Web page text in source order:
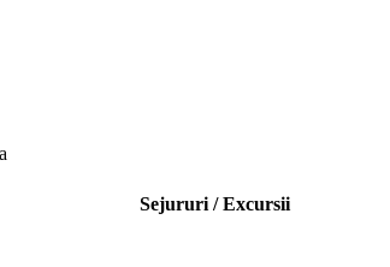
Sejururi / Excursii